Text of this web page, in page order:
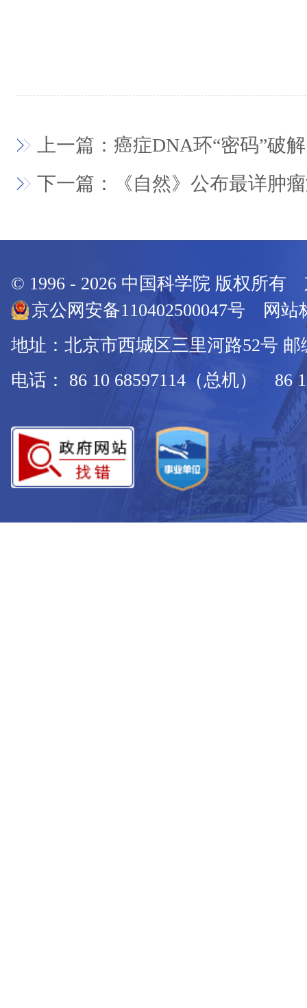
上一篇：癌症DNA环“密码”破解
下一篇：《自然》公布最详肿
© 1996 - 2026 中国科学院 版权所有
京公网安备110402500047号 网站
地址：北京市西城区三里河路52号 邮
电话： 86 10 68597114（总机） 86